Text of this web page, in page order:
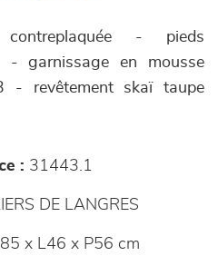
- pieds
- garnissage en mousse
- revêtement skaï taupe
: 31443.1
DE LANGRES
x L46 x P56 cm